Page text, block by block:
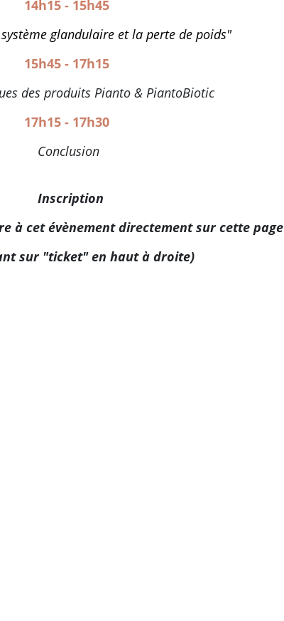
14h15 - 15h45
glandulaire et la perte de poids"
15h45 - 17h15
des produits Pianto & PiantoBiotic
17h15 - 17h30
Conclusion
Inscription
à cet évènement directement sur cette page
sur "ticket" en haut à droite)